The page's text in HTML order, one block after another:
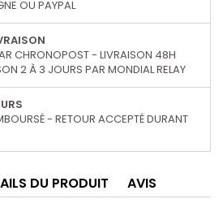
OU PAYPAL
CHRONOPOST - LIVRAISON 48H
2 À 3 JOURS PAR MONDIAL RELAY
- RETOUR ACCEPTÉ DURANT
DU PRODUIT AVIS